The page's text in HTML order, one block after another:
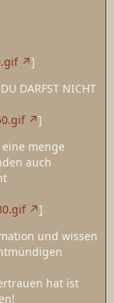
]
DARFST NICHT
]
menge
auch
]
und wissen
hat ist